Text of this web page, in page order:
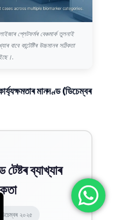
প্লেটফৰ্মৰ বেঞ্চমাৰ্ক তুলনাই
কান্টেষ্টিৰ উচ্চমানৰ সঠিকতা
মানদণ্ড (ডিচেম্বৰ
ব্যাখ্যাৰ
ডিচেম্বৰ ২০২৫